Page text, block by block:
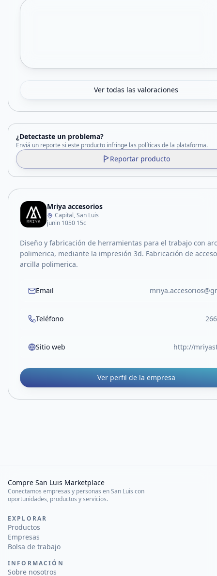
Ver todas las valoraciones
¿Detectaste un problema?
Enviá un reporte si este producto infringe las políticas de la plataforma.
Reportar producto
Mriya accesorios
Capital, San Luis
junin 1050 15c
Diseño y fabricación de herramientas para el trabajo con
polimerica, mediante la impresión 3d. Fabricación de
arcilla polimerica.
Email
Teléfono
Sitio web http://
Ver perfil de la empresa
Compre San Luis Marketplace
Conectamos empresas y personas en San Luis con
oportunidades, productos y servicios.
EXPLORAR
Productos
Empresas
Bolsa de trabajo
INFORMACIÓN
Sobre nosotros